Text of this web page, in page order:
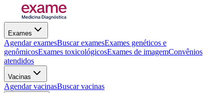
Exames
Agendar examesBuscar examesExames genéticos e
genômicosExames toxicológicosExames de imagemConvênios
atendidos
Vacinas
Agendar vacinasBuscar vacinas